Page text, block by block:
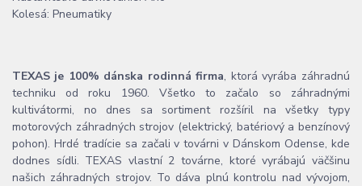
Kolesá: Pneumatiky
TEXAS je 100% dánska rodinná firma, ktorá vyrába záhradnú
techniku od roku 1960. Všetko to začalo so záhradnými
kultivátormi, no dnes sa sortiment rozšíril na všetky typy
motorových záhradných strojov (elektrický, batériový a benzínový
pohon). Hrdé tradície sa začali v továrni v Dánskom Odense, kde
dodnes sídli. TEXAS vlastní 2 továrne, ktoré vyrábajú väčšinu
našich záhradných strojov. To dáva plnú kontrolu nad vývojom,